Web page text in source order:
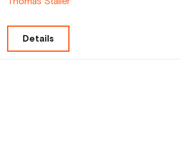
Details